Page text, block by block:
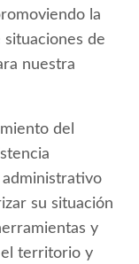
la
de
nuestra
del
su situación
y
el territorio y